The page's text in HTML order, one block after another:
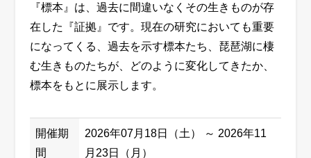
『標本』 は、過去に間違いなくその生きものが存
在した 『証拠』 です。現在の研究において も重要
になってくる、 過去を示す標本たち
琵琶湖に棲
む生きものたちが、
どのように変化してきたか、
標本をもとに展示します。
開催期
間
2026年07月18日（土） ～ 2026年11
月23日（月）